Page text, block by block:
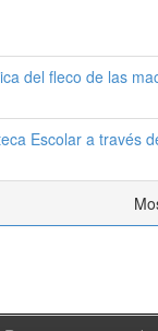
del fleco de las
Escolar a través